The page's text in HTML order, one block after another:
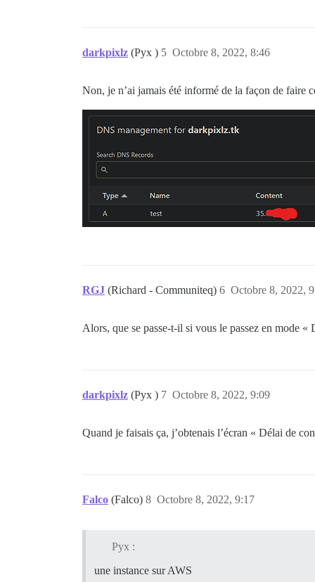
darkpixlz (Pyx ) Octobre 8, 2022, 8:46
5
Non, je n’ai jamais été informé de la façon de faire
RGJ (Richard - Communiteq) Octobre 8, 2022,
6
Alors, que se passe-t-il si vous le passez en mode
darkpixlz (Pyx ) Octobre 8, 2022, 9:09
7
Quand je faisais ça, j’obtenais l’écran « Délai de
Falco (Falco) Octobre 8, 2022, 9:17
8
Pyx :
une instance sur AWS